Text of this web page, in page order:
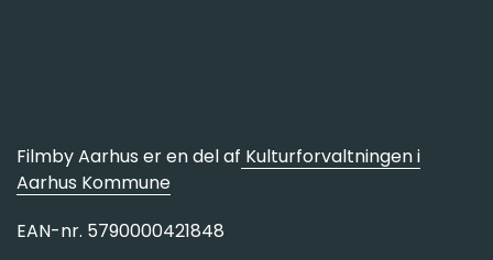
Filmby Aarhus er en del af Kulturforvaltningen i
Aarhus Kommune
EAN-nr. 5790000421848